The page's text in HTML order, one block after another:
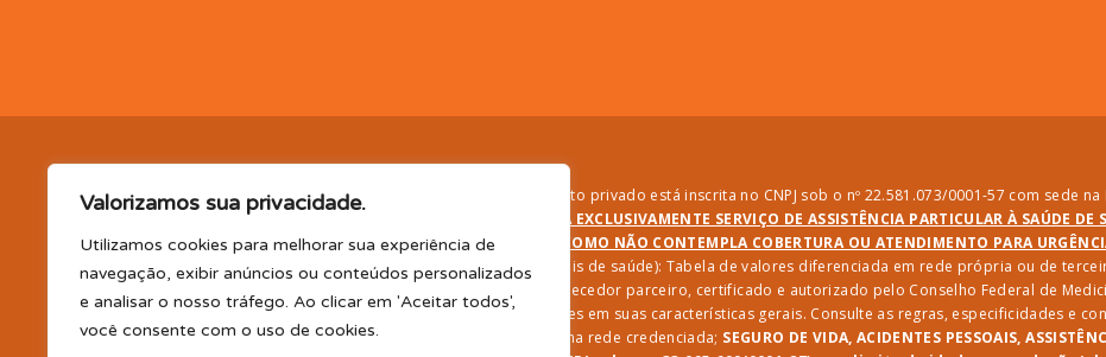
Valorizamos sua privacidade.
Utilizamos cookies para melhorar sua experiência de
navegação, exibir anúncios ou conteúdos personalizados
e analisar o nosso tráfego. Ao clicar em 'Aceitar todos',
você consente com o uso de cookies.
DR. BENEFÍCIO (InCompany Benefícios LTDA.), pessoa jurídica de direito privado está inscrita no CNPJ sob o nº 22.581.073/0001-57 com sede
EM BENEFÍCIOS PARA SAÚDE, A DR. BENEFÍCIO PRESTA EXCLUSIVAMENTE SERVIÇO DE ASSISTÊNCIA PARTICULAR À SAÚDE
PLANO DE SAÚDE E/OU ODONTOLÓGICO SUPLEMENTAR, ASSIM COMO NÃO CONTEMPLA COBERTURA OU ATENDIMENTO PARA
(consultas, exames, tratamentos e demais serviços e/ou profissionais de saúde): Tabela de valores diferenciada em rede própria ou de
parceiro); TELEMEDICINA e TELECONSULTA: Serviço realizado por fornecedor parceiro, certificado e autorizado pelo Conselho Federal de
profissional disponibilizada. Os planos oferecidos possuem variações em suas características gerais. Consulte as regras, especificidades e
CLUBE DR. BENEFÍCIO e FARMÁCIA: Desconto em produtos e serviços na rede credenciada; SEGURO DE VIDA, ACIDENTES PESSOAIS,